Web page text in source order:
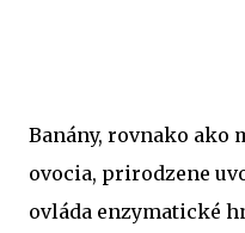
Banány, rovnako ako
ovocia, prirodzene
ovláda enzymatické